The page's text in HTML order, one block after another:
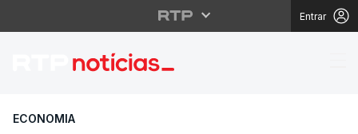
Entrar
Exportações caem
ECONOMIA